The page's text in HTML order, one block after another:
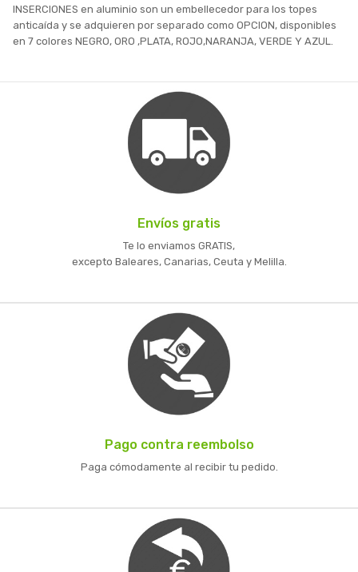
INSERCIONES en aluminio son un embellecedor para los topes
anticaída y se adquieren por separado como OPCION, disponibles
en 7 colores NEGRO, ORO ,PLATA, ROJO,NARANJA, VERDE Y AZUL.
Envíos gratis
Te lo enviamos GRATIS,
excepto Baleares, Canarias, Ceuta y Melilla.
Pago contra reembolso
Paga cómodamente al recibir tu pedido.